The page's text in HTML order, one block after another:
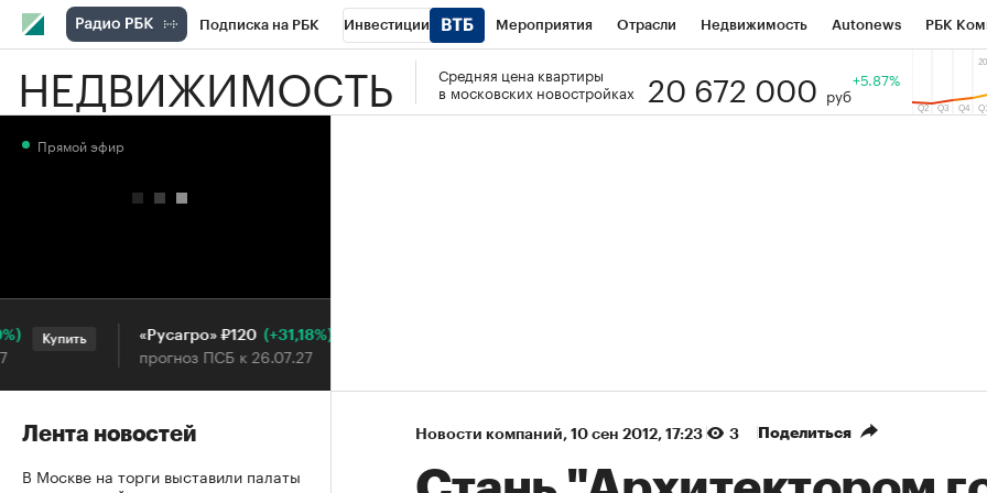
Подписка на РБК Инвестиции Мероприятия Отрасли Недвижимость Autonews РБК
РБК Вино Спорт Школа управления РБК РБК Образование Тренды
НЕДВИЖИМОСТЬ
Средняя цена квартиры
в московских новостройках
20 672 000 руб
+5.87%
Новости компаний⁠, 10 сен 2012, 17:23 3 Поделиться
Прямой эфир
Купить «Русагро» ₽120 (+31,18%)
прогноз ПСБ к 26.07.27
Купить
Лента новостей
В Москве на торги выставили палаты